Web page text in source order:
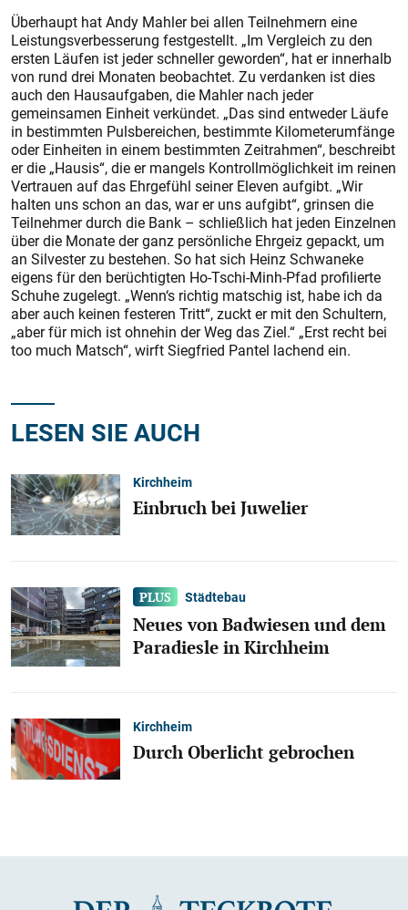
Überhaupt hat Andy Mahler bei allen Teilnehmern eine
Leistungsverbesserung festgestellt. „Im Vergleich zu den
ersten Läufen ist jeder schneller geworden“, hat er innerhalb
von rund drei Monaten beobachtet. Zu verdanken ist dies
auch den Hausaufgaben, die Mahler nach jeder
gemeinsamen Einheit verkündet. „Das sind entweder Läufe
in bestimmten Pulsbereichen, bestimmte Kilometerumfänge
oder Einheiten in einem bestimmten Zeitrahmen“, beschreibt
er die „Hausis“, die er mangels Kontrollmöglichkeit im reinen
Vertrauen auf das Ehrgefühl seiner Eleven aufgibt. „Wir
halten uns schon an das, war er uns aufgibt“, grinsen die
Teilnehmer durch die Bank – schließlich hat jeden Einzelnen
über die Monate der ganz persönliche Ehrgeiz gepackt, um
an Silvester zu bestehen. So hat sich Heinz Schwaneke
eigens für den berüchtigten Ho-Tschi-Minh-Pfad profilierte
Schuhe zugelegt. „Wenn‘s richtig matschig ist, habe ich da
aber auch keinen festeren Tritt“, zuckt er mit den Schultern,
„aber für mich ist ohnehin der Weg das Ziel.“ „Erst recht bei
too much Matsch“, wirft Siegfried Pantel lachend ein.
LESEN SIE AUCH
Kirchheim
Einbruch bei Juwelier
Städtebau
Neues von Badwiesen und dem
Paradiesle in Kirchheim
Kirchheim
Durch Oberlicht gebrochen